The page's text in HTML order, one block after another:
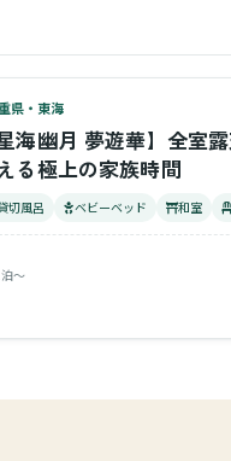
ビー
県・東海
星海幽月 夢遊華】全室
る極上の家族時間
切風呂 ベビーベッド 和室
〜